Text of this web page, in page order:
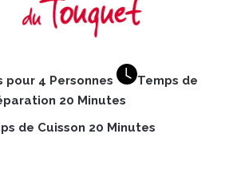
pour 4 Personnes
Temps de
20 Minutes
de Cuisson 20 Minutes